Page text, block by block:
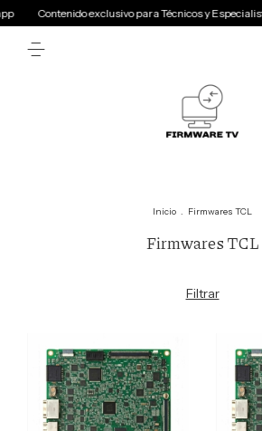
Contenido exclusivo para Técnicos y Especialistas
Inicio . Firmwares TCL
Firmwares TCL
Filtrar